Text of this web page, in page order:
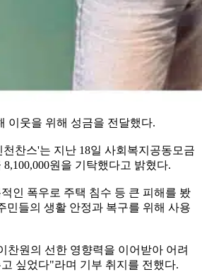
이웃을 위해 성금을 전달했다.
찬스'는 지난 18일 사회복지공동모금
원을 기탁했다고 밝혔다.
인 폭우로 주택 침수 등 큰 피해를 봤
민들의 생활 안정과 복구를 위해 사용
찬원의 선한 영향력을 이어받아 어려
싶었다"라며 기부 취지를 전했다.